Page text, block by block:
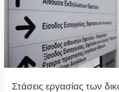
Στάσεις εργασίας των